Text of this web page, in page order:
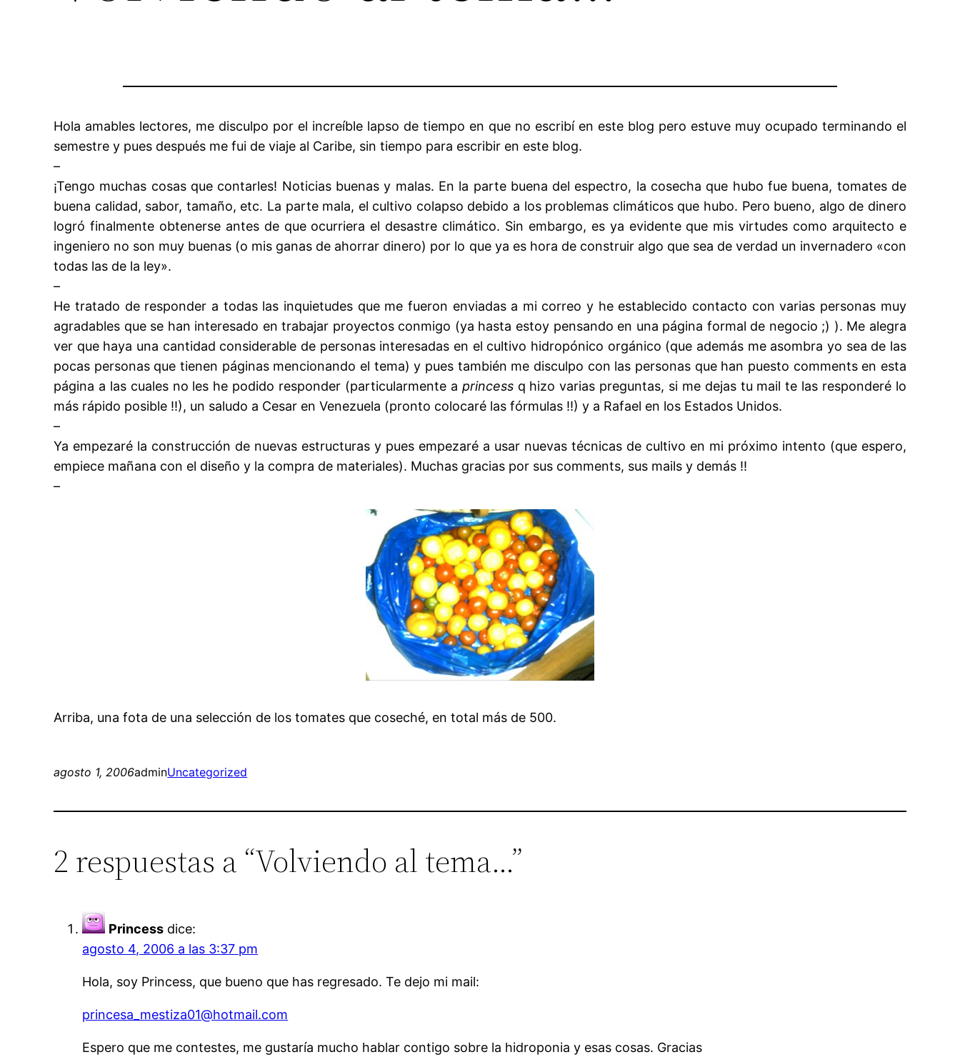
Hola amables lectores, me disculpo por el increíble lapso de tiempo en que no escribí en este blog pero estuve muy ocupado terminando el
semestre y pues después me fui de viaje al Caribe, sin tiempo para escribir en este blog.
–
¡Tengo muchas cosas que contarles! Noticias buenas y malas. En la parte buena del espectro, la cosecha que hubo fue buena, tomates de
buena calidad, sabor, tamaño, etc. La parte mala, el cultivo colapso debido a los problemas climáticos que hubo. Pero bueno, algo de dinero
logró finalmente obtenerse antes de que ocurriera el desastre climático. Sin embargo, es ya evidente que mis virtudes como arquitecto e
ingeniero no son muy buenas (o mis ganas de ahorrar dinero) por lo que ya es hora de construir algo que sea de verdad un invernadero «con
todas las de la ley».
–
He tratado de responder a todas las inquietudes que me fueron enviadas a mi correo y he establecido contacto con varias personas muy
agradables que se han interesado en trabajar proyectos conmigo (ya hasta estoy pensando en una página formal de negocio ;) ). Me alegra
ver que haya una cantidad considerable de personas interesadas en el cultivo hidropónico orgánico (que además me asombra yo sea de las
pocas personas que tienen páginas mencionando el tema) y pues también me disculpo con las personas que han puesto comments en esta
página a las cuales no les he podido responder (particularmente a princessq hizo varias preguntas, si me dejas tu mail te las responderé lo
más rápido posible !!), un saludo a Cesar en Venezuela (pronto colocaré las fórmulas !!) y a Rafael en los Estados Unidos.
–
Ya empezaré la construcción de nuevas estructuras y pues empezaré a usar nuevas técnicas de cultivo en mi próximo intento (que espero,
empiece mañana con el diseño y la compra de materiales). Muchas gracias por sus comments, sus mails y demás !!
–
Arriba, una fota de una selección de los tomates que coseché, en total más de 500.
agosto 1, 2006adminUncategorized
2 respuestas a “Volviendo al tema…”
Princess dice:
agosto 4, 2006 a las 3:37 pm
Hola, soy Princess, que bueno que has regresado. Te dejo mi mail:
princesa_mestiza01@hotmail.com
Espero que me contestes, me gustaría mucho hablar contigo sobre la hidroponia y esas cosas. Gracias